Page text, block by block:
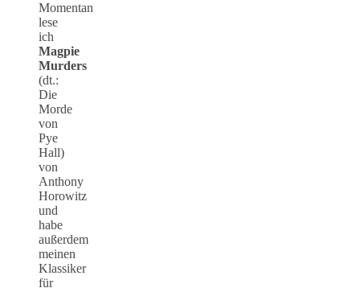
Momentan
lese
ich
Magpie
Murders
(dt.:
Die
Morde
von
Pye
Hall)
von
Anthony
Horowitz
und
habe
außerdem
meinen
Klassiker
für